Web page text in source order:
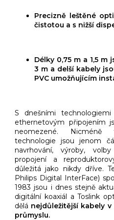
Precizně leštěné
čistotou a s nižší
Délky 0,75 m a 1,5
3 m a delší kabely
PVC umožňujícím
S dnešními
ethernetovým připojením
neomezené.
technologie jsou jenom
navrhování, výroby,
propojení a
důležitá jako nikdy dříve.
Philips Digital InterFace)
1983 jsou i dnes stejně
digitální koaxiál a Toslink
dělá nejdůležitější kabely
průmyslu.